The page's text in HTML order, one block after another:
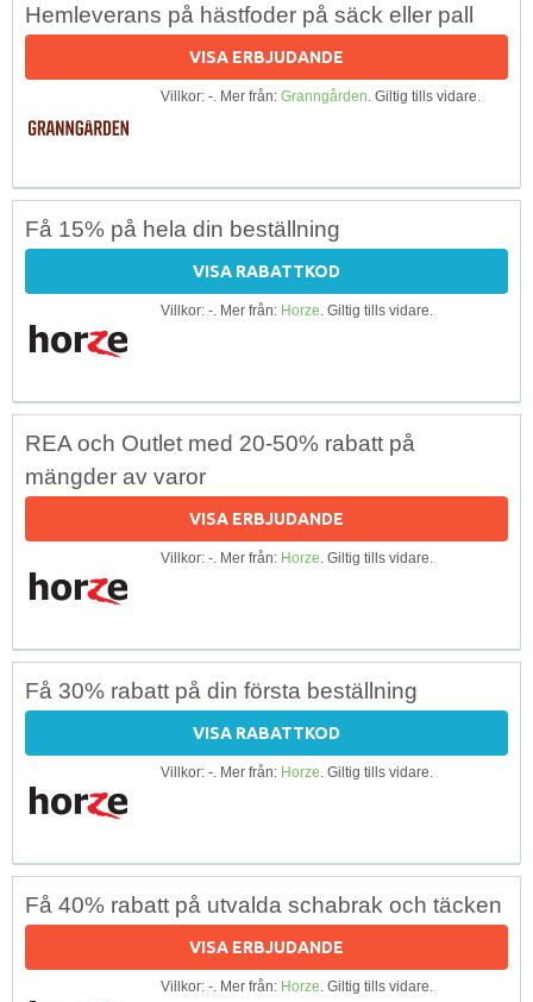
Hemleverans på hästfoder på säck eller pall
VISA ERBJUDANDE
Villkor: -. Mer från: Granngården. Giltig tills vidare.
Få 15% på hela din beställning
VISA RABATTKOD
Villkor: -. Mer från: Horze. Giltig tills vidare.
REA och Outlet med 20-50% rabatt på
mängder av varor
VISA ERBJUDANDE
Villkor: -. Mer från: Horze. Giltig tills vidare.
Få 30% rabatt på din första beställning
VISA RABATTKOD
Villkor: -. Mer från: Horze. Giltig tills vidare.
Få 40% rabatt på utvalda schabrak och täcken
VISA ERBJUDANDE
Villkor: -. Mer från: Horze. Giltig tills vidare.